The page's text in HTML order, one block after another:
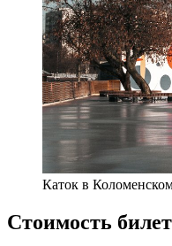
Каток в
Стоимость